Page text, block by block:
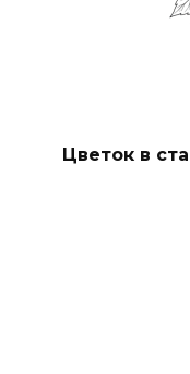
Цветок в